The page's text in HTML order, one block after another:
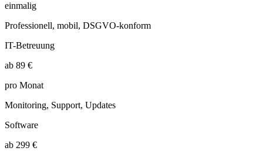
einmalig
Professionell, mobil, DSGVO-konform
IT-Betreuung
ab 89 €
pro Monat
Monitoring, Support, Updates
Software
ab 299 €